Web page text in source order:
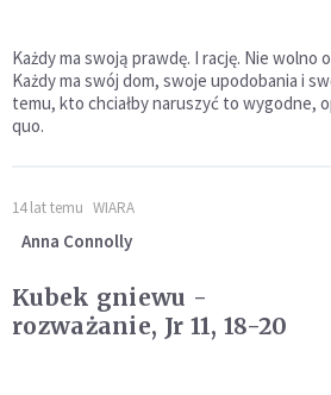
Każdy ma swoją prawdę. I rację. Nie wolno
Każdy ma swój dom, swoje upodobania i
temu, kto chciałby naruszyć to wygodne,
quo.
14 lat temu WIARA
Anna Connolly
Kubek gniewu -
rozważanie, Jr 11, 18-20